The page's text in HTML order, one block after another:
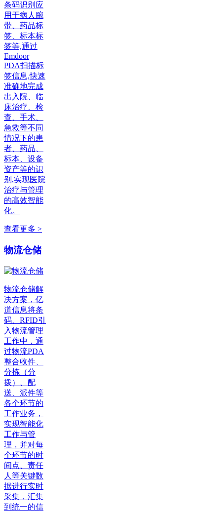
条码识别应
用于病人腕
带、药品标
签、标本标
签等,通过
Emdoor
PDA扫描标
签信息,快速
准确地完成
出入院、临
床治疗、检
查、手术、
急救等不同
情况下的患
者、药品、
标本、设备
资产等的识
别,实现医院
治疗与管理
的高效智能
化。
查看更多 >
物流仓储
物流仓储解
决方案，亿
道信息将条
码、RFID引
入物流管理
工作中，通
过物流PDA
整合收件、
分拣（分
拨）、配
送、派件等
各个环节的
工作业务，
实现智能化
工作与管
理，并对每
个环节的时
间点、责任
人等关键数
据进行实时
采集，汇集
到统一的信